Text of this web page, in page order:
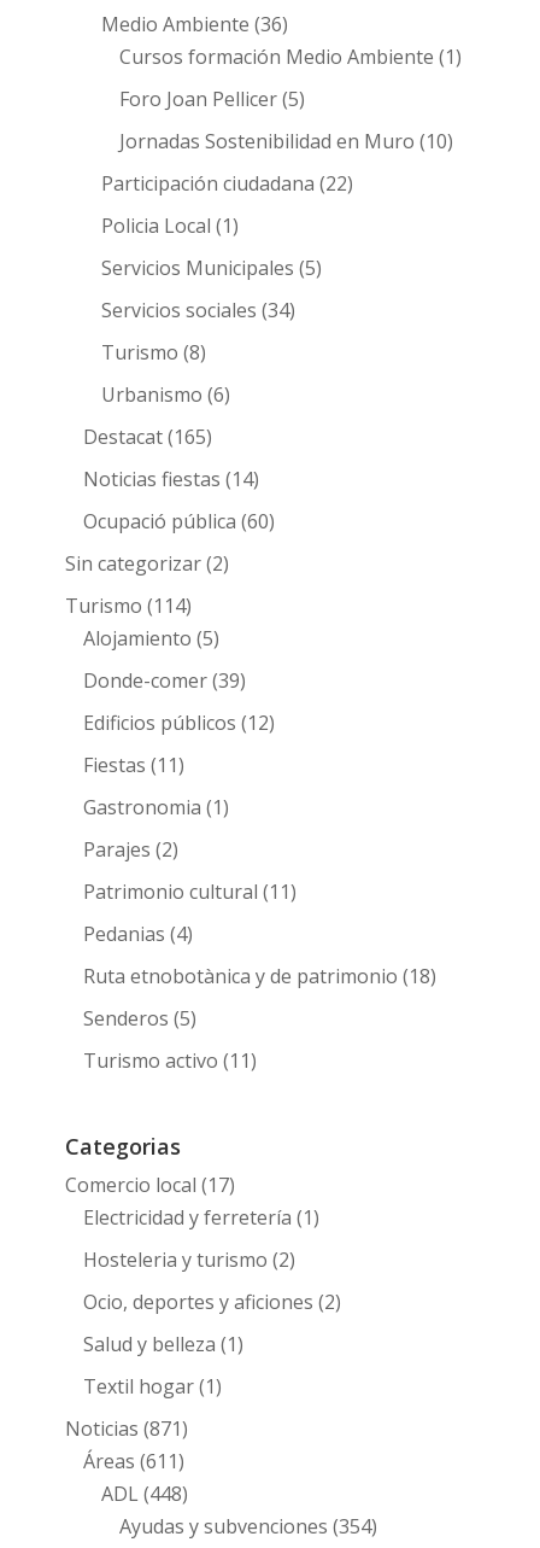
Medio Ambiente (36)
Cursos formación Medio Ambiente (1)
Foro Joan Pellicer(5)
Jornadas Sostenibilidad en Muro (10)
Participación ciudadana (22)
Policia Local (1)
Servicios Municipales (5)
Servicios sociales (34)
Turismo (8)
Urbanismo (6)
Destacat(165)
Noticias fiestas (14)
Ocupació pública (60)
Sin categorizar(2)
Turismo (114)
Alojamiento (5)
Donde-comer(39)
Edificios públicos (12)
Fiestas (11)
Gastronomia (1)
Parajes (2)
Patrimonio cultural (11)
Pedanias (4)
Ruta etnobotànica y de patrimonio (18)
Senderos (5)
Turismo activo (11)
Categorias
Comercio local (17)
Electricidad y ferretería (1)
Hosteleria y turismo (2)
Ocio, deportes y aficiones (2)
Salud y belleza (1)
Textil hogar(1)
Noticias (871)
Áreas (611)
ADL(448)
Ayudas y subvenciones (354)